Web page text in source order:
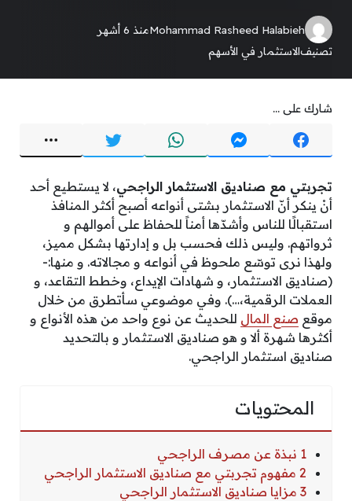
Mohammad Rasheed Halabiehمنذ 6 أشهر
تصنيفالاستثمار في الأسهم
شارك على ...
تجربتي مع صناديق الاستثمار الراجحي، لا يستطيع أحد
أنْ ينكر أنّ الاستثمار بشتى أنواعه أصبح أكثر المنافذ
استقبالًا للناس وأشدّها أمناً للحفاظ على أموالهم و
ثرواتهم. وليس ذلك فحسب بل و إدارتها بشكل مميز،
ولهذا نرى توسّع ملحوظ في أنواعه و مجالاته. و منها:-
(صناديق الاستثمار، و شهادات الإيداع، وخطط التقاعد، و
العملات الرقمية،…). وفي موضوعي سأتطرق من خلال
موقع صنع المال للحديث عن نوع واحد من هذه الأنواع و
أكثرها شهرة ألا و هو صناديق الاستثمار و بالتحديد
صناديق استثمار الراجحي.
المحتويات
1 نبذة عن مصرف الراجحي
2 مفهوم تجربتي مع صناديق الاستثمار الراجحي
3 مزايا صناديق الاستثمار الراجحي